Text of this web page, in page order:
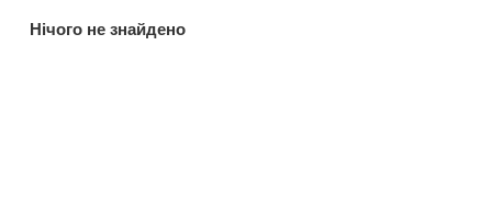
Нiчого не знайдено